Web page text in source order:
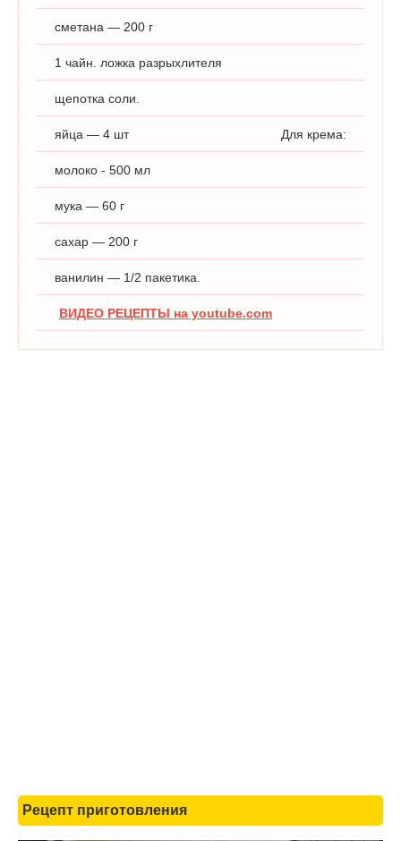
сметана — 200 г
1 чайн. ложка разрыхлителя
щепотка соли.
Для крема:
яйца — 4 шт
молоко - 500 мл
мука — 60 г
сахар — 200 г
ванилин — 1/2 пакетика.
ВИДЕО РЕЦЕПТЫ на youtube.com
Рецепт приготовления